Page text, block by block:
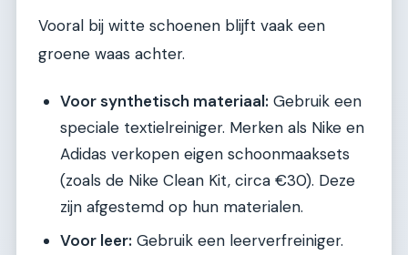
Vooral bij witte schoenen blijft vaak een
groene waas achter.
Voor synthetisch materiaal: Gebruik een
speciale textielreiniger. Merken als Nike en
Adidas verkopen eigen schoonmaaksets
(zoals de Nike Clean Kit, circa €30). Deze
zijn afgestemd op hun materialen.
Voor leer: Gebruik een leerverfreiniger.